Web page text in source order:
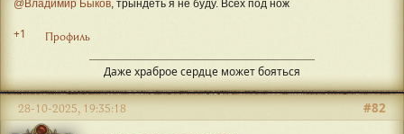
@Владимир Быков, трындеть я не буду. Всех под нож
+1 Профиль
Даже храброе сердце может бояться
#82
28-10-2025, 19:35:18